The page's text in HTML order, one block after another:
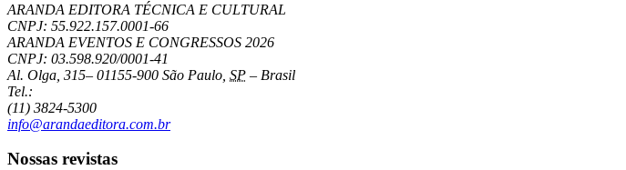
ARANDA EDITORA TÉCNICA E CULTURAL
CNPJ: 55.922.157.0001-66
ARANDA EVENTOS E CONGRESSOS 2026
CNPJ: 03.598.920/0001-41
Al. Olga, 315– 01155-900 São Paulo SP – Brasil
Tel.:
(11) 3824-5300
info@arandaeditora.com.br
Nossas revistas